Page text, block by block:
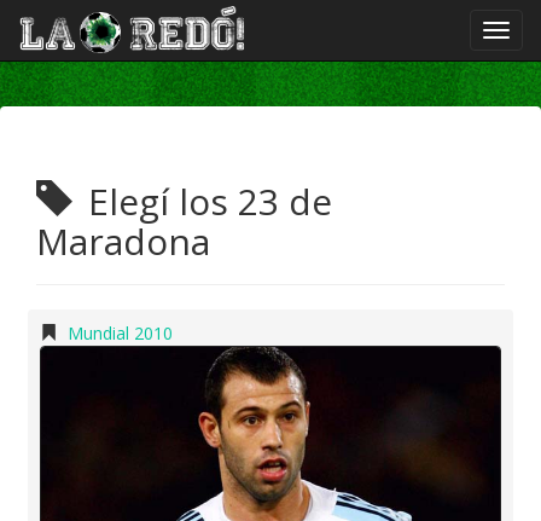
Elegí los 23 de
Maradona
Mundial 2010